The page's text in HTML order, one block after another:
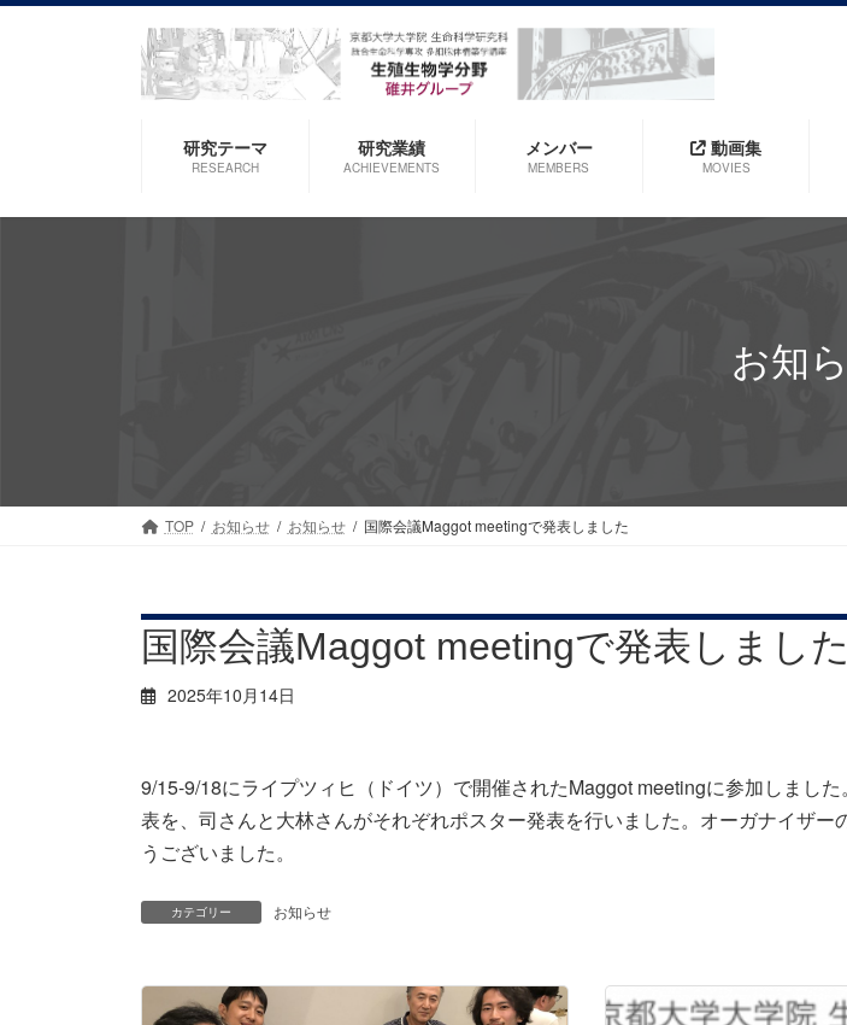
コ
キ
ナ
に
研究テーマ
RESEARCH
研究業績
ACHIEVEMENTS
メンバー
MEMBERS
動画集
MOVIES
お知
TOP お知らせ お知らせ 国際会議Maggot meetingで発表しました
国際会議Maggot meetingで発表しました
2025年10月14日
9/15-9/18にライプツィヒ（ドイツ）で開催されたMaggot meetingに参加しまし
表を、司さんと大林さんがそれぞれポスター発表を行いました。オーガナイザー
うございました。
カテゴリー お知らせ